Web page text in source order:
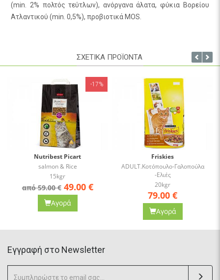
(min. 2% πολτός τεύτλων), ανόργανα άλατα, φύκια Βορείου
Ατλαντικού (min. 0,5%), προβιοτικά MOS.
ΣΧΕΤΙΚΑ ΠΡΟΪΟΝΤΑ
Friskies
ADULT.Κοτόπουλο-Γαλοπούλα
-Ελιές
20kgr
79.00
Αγορά
Friskies
ADULT. Κουνέλι - Κοτόπουλο -
Λαχανικά.
20kgr
79.00
Αγορά
Eγγραφή στο Newsletter